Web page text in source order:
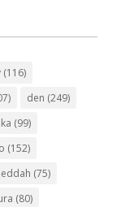
(116)
den (249)
(99)
(152)
jeddah (75)
(80)